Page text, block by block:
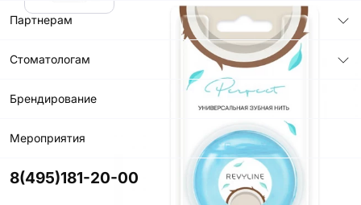
Партнерам
Стоматологам
Брендирование
Мероприятия
8(495)181-20-00
350р.
Купить в
приложении
со скидкой
Цвет